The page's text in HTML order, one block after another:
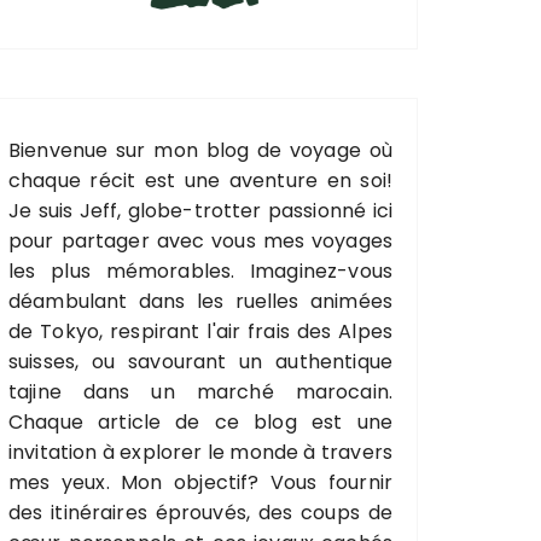
Bienvenue sur mon blog de voyage où
chaque récit est une aventure en soi!
Je suis Jeff, globe-trotter passionné ici
pour partager avec vous mes voyages
les plus mémorables. Imaginez-vous
déambulant dans les ruelles animées
de Tokyo, respirant l'air frais des Alpes
suisses, ou savourant un authentique
tajine dans un marché marocain.
Chaque article de ce blog est une
invitation à explorer le monde à travers
mes yeux. Mon objectif? Vous fournir
des itinéraires éprouvés, des coups de